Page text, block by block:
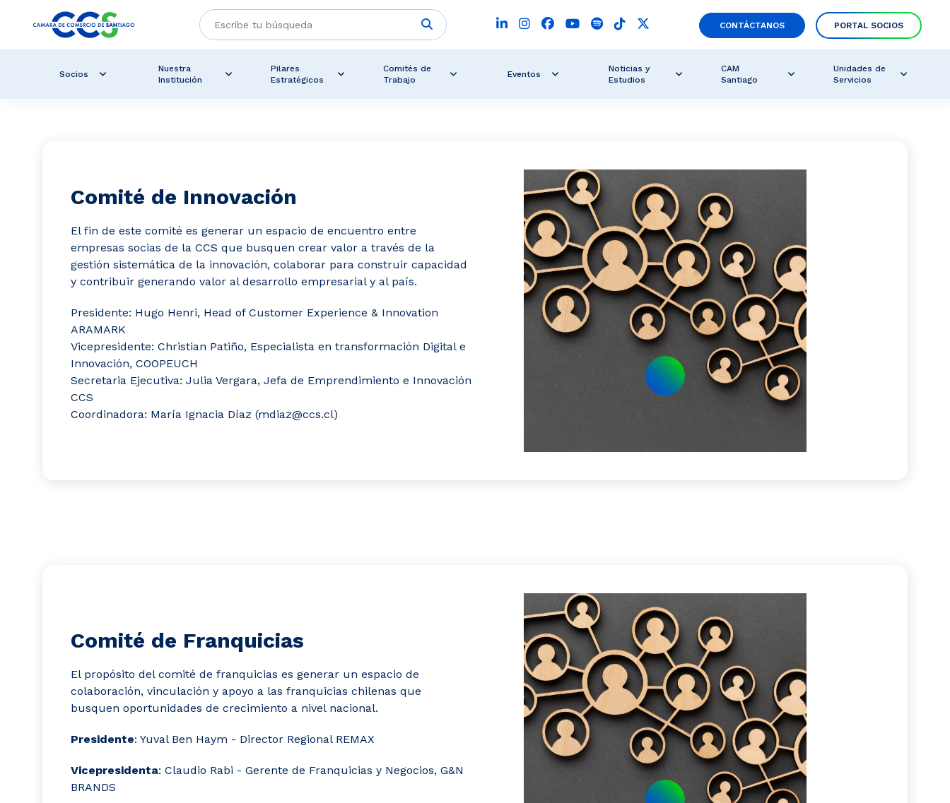
CONTÁCTANOS PORTAL SOCIOS
Socios
Nuestra
Institución
Pilares
Estratégicos
Comités de
Trabajo
Eventos
Noticias y
Estudios
CAM
Santiago
Unidades de
Servicios
Comité de Innovación
El fin de este comité es generar un espacio de encuentro entre
empresas socias de la CCS que busquen crear valor a través de la
gestión sistemática de la innovación, colaborar para construir capacidad
y contribuir generando valor al desarrollo empresarial y al país.
Presidente: Hugo Henri, Head of Customer Experience & Innovation
ARAMARK
Vicepresidente: Christian Patiño, Especialista en transformación Digital e
Innovación, COOPEUCH
Secretaria Ejecutiva: Julia Vergara, Jefa de Emprendimiento e Innovación
CCS
Coordinadora: María Ignacia Díaz (mdiaz@ccs.cl)
Comité de Franquicias
El propósito del comité de franquicias es generar un espacio de
colaboración, vinculación y apoyo a las franquicias chilenas que
busquen oportunidades de crecimiento a nivel nacional.
Presidente: Yuval Ben Haym - Director Regional REMAX
Vicepresidenta: Claudio Rabi - Gerente de Franquicias y Negocios, G&N
BRANDS